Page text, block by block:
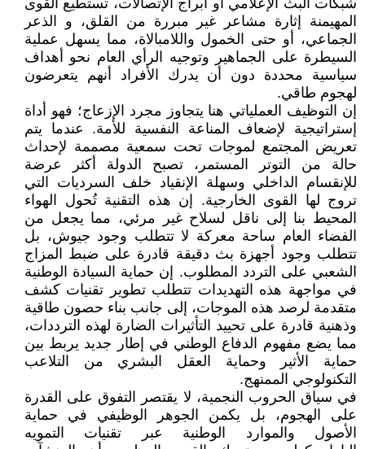
شبكات البث الإعلامي أو أبراج الإتصالات، تستطيع القوى
المهيمنة إثارة مشاعر غير مبررة من القلق، و الذعر
الجماعي، أو حتى الخمول واللامبالاة، مما يسهل عملية
السيطرة على الجماهير وتوجيه الرأي العام نحو أهداف
سياسية محددة دون أن يدرك الأفراد أنهم يتعرضون
لهجوم طاقي.
إن التوظيف العملياتي هنا يتجاوز مجرد الإزعاج؛ فهو أداة
إستراتيجية لإضعاف المناعة النفسية للأمة. عندما يتم
تعريض المجتمع لموجات تحت سمعية مصممة لإحداث
حالة من التوتر المستمر، تصبح الدولة أكثر عرضة
للإنقسام الداخلي وسهلة الإنقياد خلف السرديات التي
تروج لها القوى الخارجية. إن هذه التقنية تُحول الهواء
المحيط بنا إلى ناقل لسلاح غير مرئي، مما يجعل من
الفضاء العام ساحة معركة لا تتطلب وجود جيوش، بل
تتطلب وجود أجهزة بث دقيقة قادرة على ضبط المزاج
الشعبي على التردد المطلوب. إن حماية السيادة الوطنية
في مواجهة هذه التهديدات تتطلب تطوير تقنيات كشف
متقدمة لرصد هذه الموجات، إلى جانب بناء حصون طاقية
وذهنية قادرة على تحييد التأثيرات الضارة لهذه الترددات،
مما يضع مفهوم الدفاع الوطني في إطار جديد يربط بين
حماية الأثير وحماية العقل البشري من التلاعب
التكنولوجي الممنهج.
في سياق الحروب النجمية، لا يقتصر التفوق على القدرة
على الهجوم، بل يكمن الجوهر الوظيفي في حماية
الأصول والموارد الوطنية عبر تقنيات التمويه